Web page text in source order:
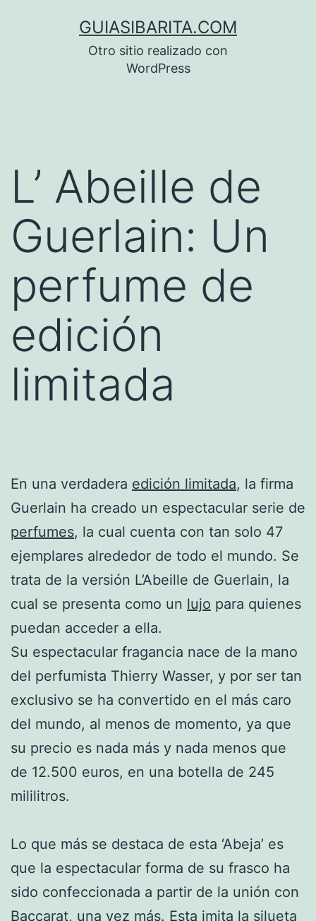
GUIASIBARITA.COM
Otro sitio realizado con
WordPress
L’ Abeille de
Guerlain: Un
perfume de
edición
limitada
En una verdadera edición limitada, la firma
Guerlain ha creado un espectacular serie de
perfumes, la cual cuenta con tan solo 47
ejemplares alrededor de todo el mundo. Se
trata de la versión L’Abeille de Guerlain, la
cual se presenta como un lujo para quienes
puedan acceder a ella.
Su espectacular fragancia nace de la mano
del perfumista Thierry Wasser, y por ser tan
exclusivo se ha convertido en el más caro
del mundo, al menos de momento, ya que
su precio es nada más y nada menos que
de 12.500 euros, en una botella de 245
mililitros.
Lo que más se destaca de esta ‘Abeja’ es
que la espectacular forma de su frasco ha
sido confeccionada a partir de la unión con
Baccarat, una vez más. Esta imita la silueta